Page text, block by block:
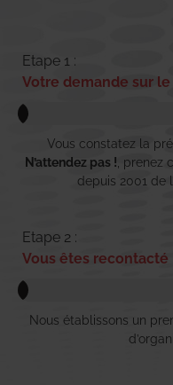
Etape 1 :
Votre demande sur le
Vous constatez la
N’attendez pas ! , prenez
depuis 2001 de
Etape 2 :
Vous êtes recontacté
Nous établissons un